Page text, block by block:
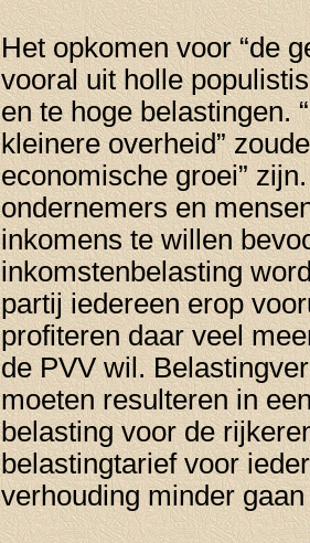
Het opkomen voor “de
vooral uit holle
en te hoge belastingen.
kleinere overheid”
economische groei”
ondernemers en
inkomens te willen
inkomstenbelasting
partij iedereen erop
profiteren daar veel
de PVV wil.
moeten resulteren in
belasting voor de
belastingtarief voor
verhouding minder